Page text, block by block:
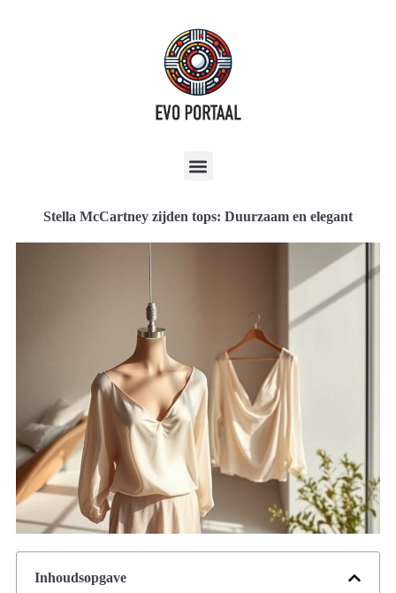
Stella McCartney zijden tops: Duurzaam en elegant
Inhoudsopgave